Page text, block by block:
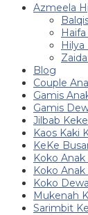
Azmeela
Hilya
Blog
Couple
Gamis
Gamis
Jilbab Keke
Kaos Kaki
KeKe
Koko
Koko
Koko
Mukenah
Sarimbit